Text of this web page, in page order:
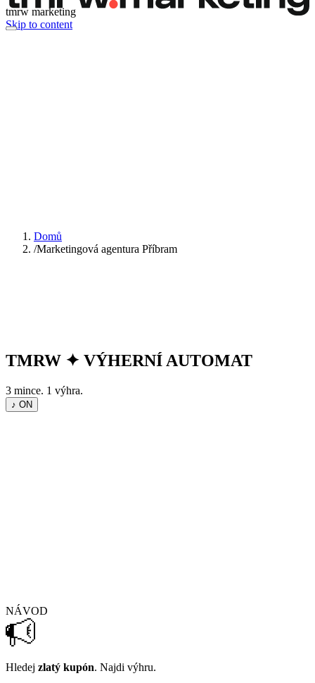
tmrw marketing
Skip to content
Domů
/Marketingová agentura Příbram
TMRW ✦ VÝHERNÍ AUTOMAT
3 mince. 1 výhra.
♪ ON
NÁVOD
Hledej zlatý kupón. Najdi výhru.